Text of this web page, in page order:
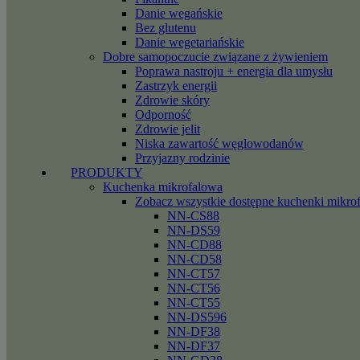
Danie wegańskie
Bez glutenu
Danie wegetariańskie
Dobre samopoczucie związane z żywieniem
Poprawa nastroju + energia dla umysłu
Zastrzyk energii
Zdrowie skóry
Odporność
Zdrowie jelit
Niska zawartość węglowodanów
Przyjazny rodzinie
PRODUKTY
Kuchenka mikrofalowa
Zobacz wszystkie dostępne kuchenki
NN-CS88
NN-DS59
NN-CD88
NN-CD58
NN-CT57
NN-CT56
NN-CT55
NN-DS596
NN-DF38
NN-DF37